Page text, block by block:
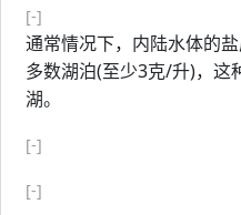
[-]
通常情况下，内陆水体的
多数湖泊(至少3克/升)，这
湖。
[-]
[-]